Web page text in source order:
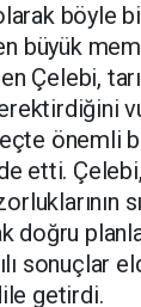
böyle
büyük
Çelebi,
önemli
etti.
doğru
sonuçlar
getirdi.